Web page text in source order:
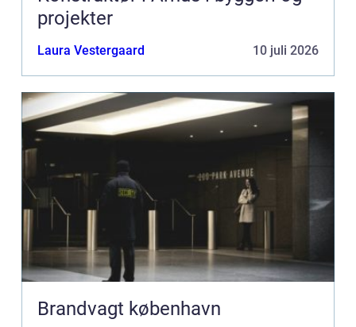
projekter
Laura Vestergaard 10 juli 2026
Brandvagt københavn